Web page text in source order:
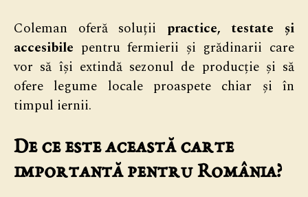
Coleman oferă soluții practice, testate și
accesibile pentru fermierii și grădinarii care
vor să își extindă sezonul de producție și să
ofere legume locale proaspete chiar și în
timpul iernii.
De ce este această carte
importantă pentru România?